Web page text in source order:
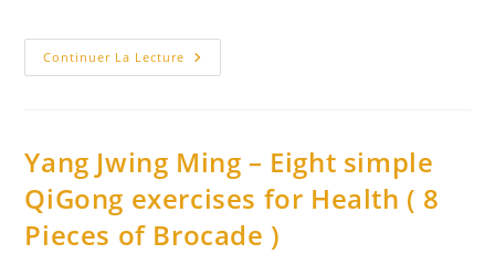
la
Continuer La Lecture Ajaan
Lee
À
L’Esprit
Yang Jwing Ming – Eight simple
QiGong exercises for Health ( 8
Pieces of Brocade )